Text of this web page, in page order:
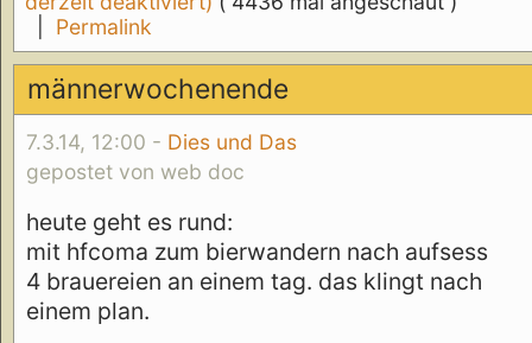
Permalink
männerwochenende
7.3.14, 12:00 - Dies und Das
gepostet von web doc
heute geht es rund:
mit hfcoma zum bierwandern nach aufsess
4 brauereien an einem tag. das klingt nach
einem plan.